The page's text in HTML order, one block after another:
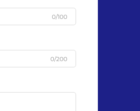
0/100
0/200